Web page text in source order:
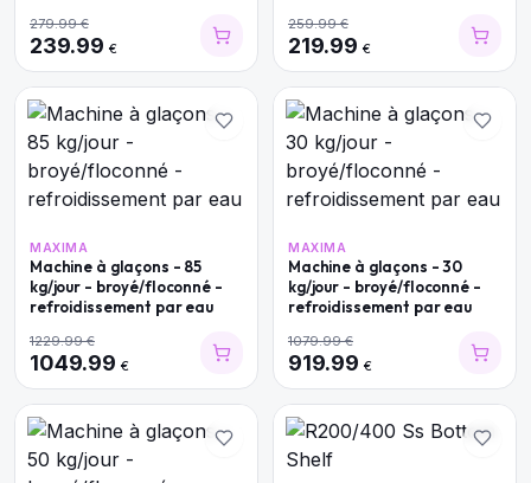
279.99€
239.99 €
259.99€
219.99 €
MAXIMA
Machine à glaçons - 85
kg/jour - broyé/floconné -
refroidissement par eau
1229.99€
1049.99 €
MAXIMA
Machine à glaçons - 30
kg/jour - broyé/floconné -
refroidissement par eau
1079.99€
919.99 €